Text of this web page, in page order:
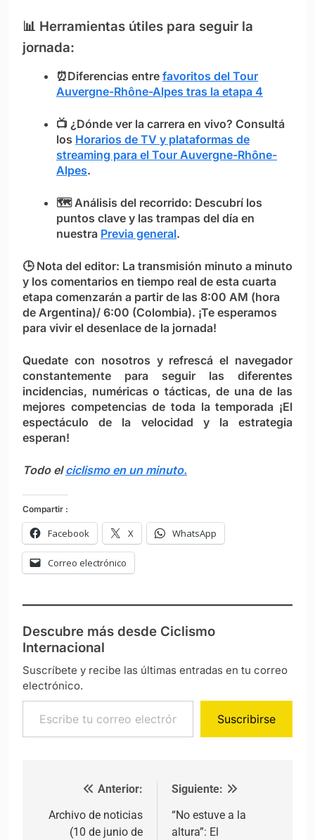
📊 Herramientas útiles para seguir la
jornada:
⏰Diferencias entre favoritos del Tour
Auvergne-Rhône-Alpes tras la etapa 4
📺 ¿Dónde ver la carrera en vivo? Consultá
los Horarios de TV y plataformas de
streaming para el Tour Auvergne-Rhône-
Alpes.
🗺️Análisis del recorrido: Descubrí los
puntos clave y las trampas del día en
nuestra Previa general.
🕒 Nota del editor: La transmisión minuto a minuto
y los comentarios en tiempo real de esta cuarta
etapa comenzarán a partir de las 8:00 AM (hora
de Argentina)/ 6:00 (Colombia). ¡Te esperamos
para vivir el desenlace de la jornada!
Quedate con nosotros y refrescá el navegador
constantemente para seguir las diferentes
incidencias, numéricas o tácticas, de una de las
mejores competencias de toda la temporada ¡El
espectáculo de la velocidad y la estrategia
esperan!
Todo elciclismo en un minuto.
Compartir :
Facebook X WhatsApp
Correo electrónico
Descubre más desde Ciclismo
Internacional
Suscríbete y recibe las últimas entradas en tu correo
electrónico.
Escribe tu correo electrónico…
Suscribirse
Navegación de entradas
Anterior:
Archivo de noticias
(10 de junio de
Siguiente:
“No estuve a la
altura”: El